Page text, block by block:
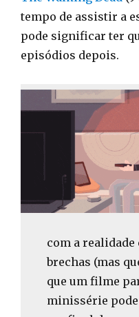
tempo de assistir a
pode significar ter
episódios depois.
com a
brechas (mas
que um filme
minissérie